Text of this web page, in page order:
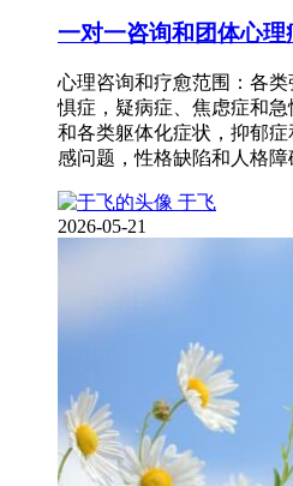
一对一咨询和团体心理
心理咨询和疗愈范围：各
惧症，疑病症、焦虑症和
和各类躯体化症状，抑郁
感问题，性格缺陷和人格
于飞
2026-05-21